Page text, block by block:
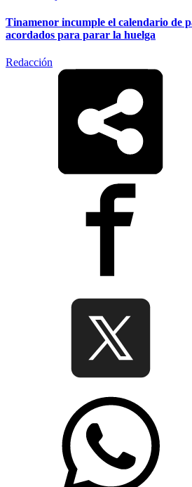
Tinamenor incumple el calendario de
acordados para parar la huelga
Redacción